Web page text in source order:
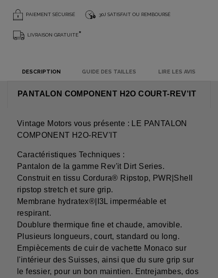
PAIEMENT SÉCURISÉ 30J SATISFAIT OU REMBOURSÉ
LIVRAISON GRATUITE*
DESCRIPTION GUIDE DES TAILLES LIRE LES AVIS
PANTALON COMPONENT H2O COURT-REV'IT
Vintage Motors vous présente : LE PANTALON
COMPONENT H2O-REV'IT
Caractéristiques Techniques :
Pantalon de la gamme Rev'it Dirt Series.
Construit en tissu Cordura® Ripstop, PWR|Shell
ripstop stretch et sure grip.
Membrane hydratex®|I3L imperméable et
respirant.
Doublure thermique fine et chaude, amovible.
Plusieurs longueurs, court, standard ou long.
Empiècements de cuir de vachette Monaco sur
l'intérieur des Suisses, ainsi que du sure grip sur
le fessier, pour un bon maintien. Entrejambes, dos